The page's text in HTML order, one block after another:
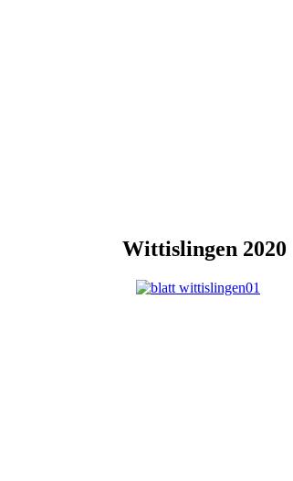
Wittislingen 2020